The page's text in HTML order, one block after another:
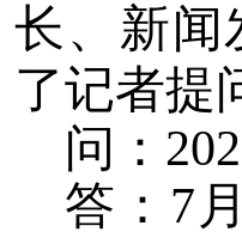
长、新闻
了记者提
问：
答： 7